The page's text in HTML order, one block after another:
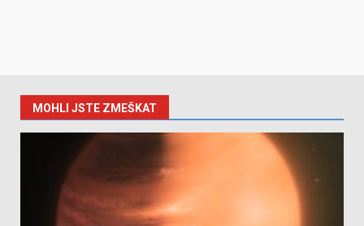
MOHLI JSTE ZMEŠKAT